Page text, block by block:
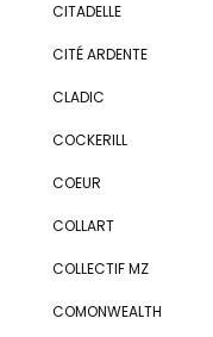
CITADELLE
CITÉ ARDENTE
CLADIC
COCKERILL
COEUR
COLLART
COLLECTIF MZ
COMONWEALTH